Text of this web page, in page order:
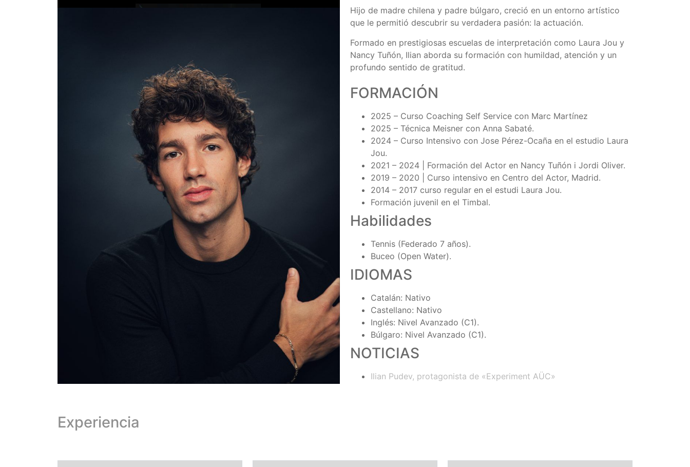
Hijo de madre chilena y padre búlgaro, creció en un entorno artístico
que le permitió descubrir su verdadera pasión: la actuación.
Formado en prestigiosas escuelas de interpretación como Laura Jou y
Nancy Tuñón, Ilian aborda su formación con humildad, atención y un
profundo sentido de gratitud.
FORMACIÓN
2025 – Curso Coaching Self Service con Marc Martínez
2025 – Técnica Meisner con Anna Sabaté.
2024 – Curso Intensivo con Jose Pérez-Ocaña en el estudio Laura
Jou.
2021 – 2024 | Formación del Actor en Nancy Tuñón i Jordi Oliver.
2019 – 2020 | Curso intensivo en Centro del Actor, Madrid.
2014 – 2017 curso regular en el estudi Laura Jou.
Formación juvenil en el Timbal.
Habilidades
Tennis (Federado 7 años).
Buceo (Open Water).
IDIOMAS
Catalán: Nativo
Castellano: Nativo
Inglés: Nivel Avanzado (C1).
Búlgaro: Nivel Avanzado (C1).
NOTICIAS
Ilian Pudev, protagonista de «Experiment AÜC»
Experiencia